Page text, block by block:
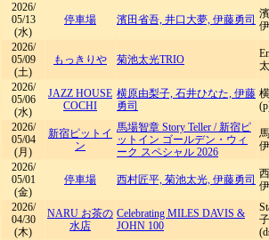
2026/
05/13
(水)
停車場 濱田省吾, 井口大夢, 伊藤勇司
2026/
05/09
(土)
もっきりや 菊池太光TRIO
2026/
05/06
(水)
JAZZ HOUSE
COCHI
横原由梨子, 石井ひなた, 伊藤
勇司
2026/
05/04
(月)
新宿ピットイ
ン
馬場智章 Story Teller /新宿ピ
ットイン ゴールデン・ウィ
ーク スペシャル 2026
2026/
05/01
(金)
停車場 西村匠平, 菊池太光, 伊藤勇司
2026/
04/30
(木)
NARU お茶の
水店
Celebrating MILES DAVIS &
JOHN 100